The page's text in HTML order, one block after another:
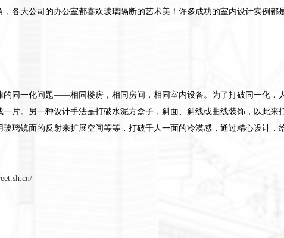
各大公司的办公室都喜欢玻璃隔断的艺术美！许多成功的室内设计实例都
的同一化问题——相同楼房，相同房间，相同室内设备。为了打破同一化，
片。另一种设计手法是打破水泥方盒子，斜面、斜线或曲线装饰，以此来
璃镜面的反射来扩展空间等等，打破千人一面的冷漠感，通过精心设计，